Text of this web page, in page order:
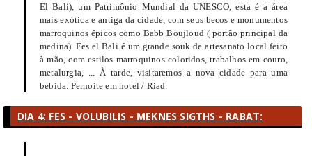
El Bali), um Patrimônio Mundial da UNESCO, esta é a área
mais exótica e antiga da cidade, com seus becos e monumentos
marroquinos épicos como Babb Boujloud ( portão principal da
medina). Fes el Bali é um grande souk de artesanato local feito
à mão, com estilos marroquinos coloridos, trabalhos em couro,
metalurgia, ... À tarde, visitaremos a nova cidade para uma
bebida. Pernoite em hotel / Riad.
DIA 4: FES - VOLUBILIS - MEKNES SIGTHS - RABAT: